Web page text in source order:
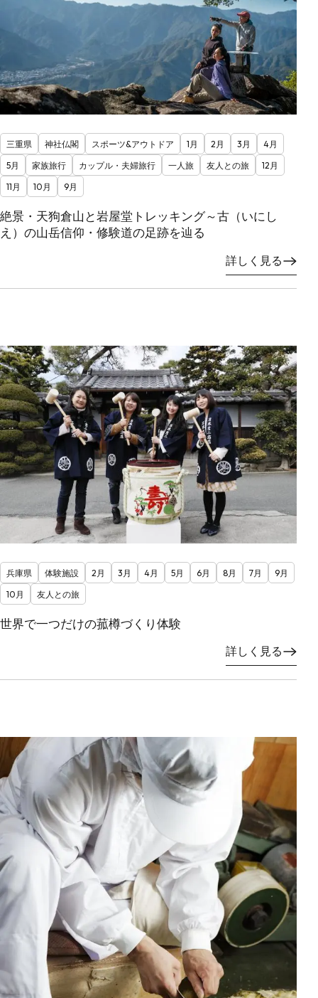
三重県 神社仏閣 スポーツ&アウトドア 1月 2月 3月
4月
5月
家族旅行 カップル・夫婦旅行 一人旅 友人との旅
12月
11月
10月 9月
絶景・天狗倉山と岩屋堂トレッキング～古（いにし
え）の山岳信仰・修験道の足跡を辿る
詳しく見る
兵庫県 体験施設 2月 3月 4月 5月 6月 8月 7月
9月
10月
友人との旅
世界で一つだけの菰樽づくり体験
詳しく見る